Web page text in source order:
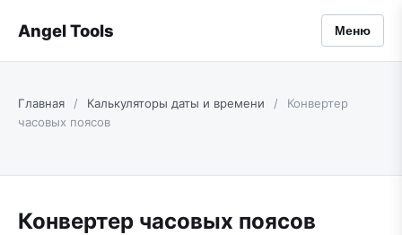
Angel Tools Меню
Главная / Калькуляторы даты и времени /
Конвертер
часовых поясов
Конвертер часовых поясов